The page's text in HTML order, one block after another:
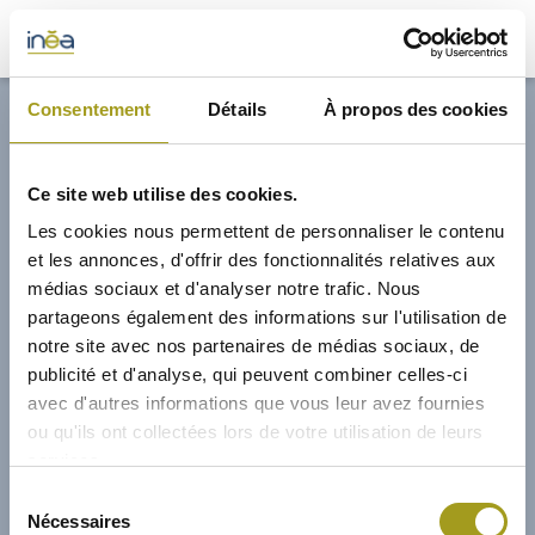
Consentement Détails À propos des cookies
Ce site web utilise des cookies.
Les cookies nous permettent de personnaliser le contenu
et les annonces, d'offrir des fonctionnalités relatives aux
médias sociaux et d'analyser notre trafic. Nous
partageons également des informations sur l'utilisation de
notre site avec nos partenaires de médias sociaux, de
publicité et d'analyse, qui peuvent combiner celles-ci
avec d'autres informations que vous leur avez fournies
ou qu'ils ont collectées lors de votre utilisation de leurs
Nécessaires
33,00€
ACTUS
INVESTISSEURS
PORTE-DOCUMENTS
GREEN BUILDING